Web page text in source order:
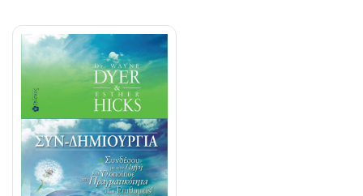
και θεωρείται ως η
απόλυτη ερμηνεία
της…